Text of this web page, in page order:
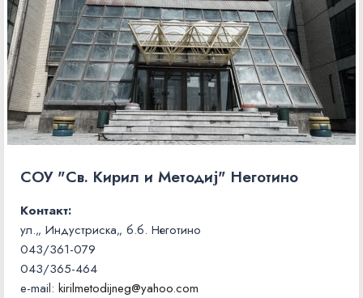
СОУ "Св. Кирил и Методиј" Неготино
Контакт:
ул.„ Индустриска„ б.б. Неготино
043/361-079
043/365-464
e-mail: kirilmetodijneg@yahoo.com